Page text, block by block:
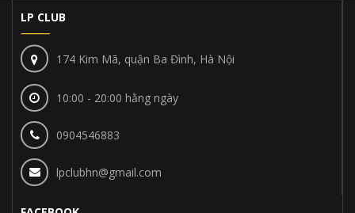
LP CLUB
174 Kim Mã, quận Ba Đình, Hà Nội
10:00 - 20:00 hằng ngày
0904546883
lpclubhn@gmail.com